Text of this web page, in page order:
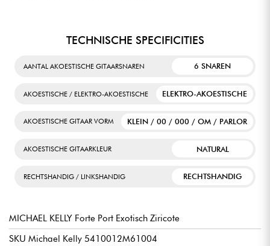
TECHNISCHE SPECIFICITIES
AANTAL AKOESTISCHE GITAARSNAREN 6 SNAREN
AKOESTISCHE / ELEKTRO-AKOESTISCHE ELEKTRO-AKOESTISCHE
AKOESTISCHE GITAAR VORM KLEIN / 00 / 000 / OM / PARLOR
AKOESTISCHE GITAARKLEUR NATURAL
RECHTSHANDIG / LINKSHANDIG RECHTSHANDIG
MICHAEL KELLY Forte Port Exotisch Ziricote
SKU Michael Kelly 5410012M61004